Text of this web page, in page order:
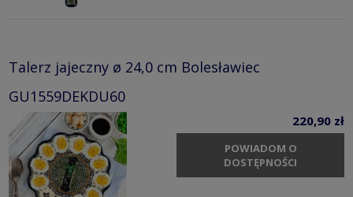
Talerz jajeczny ø 24,0 cm Bolesławiec
GU1559DEKDU60
220,90 zł
POWIADOM O
DOSTĘPNOŚCI